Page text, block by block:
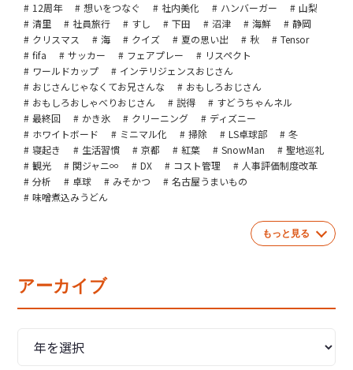
12周年
想いをつなぐ 社内美化 ハンバーガー
山梨
清里
社員旅行 すし 下田 沼津 海鮮
静岡
クリスマス
海 クイズ 夏の思い出 秋
Tensor
fifa
サッカー フェアプレー
リスペクト
ワールドカップ
インテリジェンスおじさん
おじさんじゃなくてお兄さんな
おもしろおじさん
おもしろおしゃべりおじさん
説得
すどうちゃんネル
最終回
かき氷 クリーニング
ディズニー
ホワイトボード
ミニマル化 掃除 LS卓球部
冬
寝起き
生活習慣 京都 紅葉 SnowMan
聖地巡礼
観光
関ジャニ∞ DX コスト管理
人事評価制度改革
分析
卓球 みそかつ
名古屋うまいもの
味噌煮込みうどん
もっと見る
アーカイブ